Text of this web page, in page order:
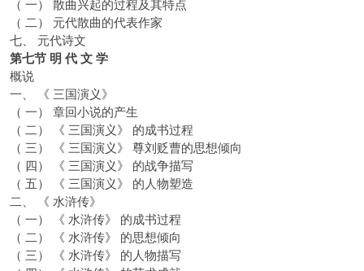
（ 一） 散曲兴起的过程及其特点
（ 二） 元代散曲的代表作家
七、 元代诗文
第七节 明 代 文 学
概说
一、 《 三国演义》
（ 一） 章回小说的产生
（ 二） 《 三国演义》 的成书过程
（ 三） 《 三国演义》 尊刘贬曹的思想倾向
（ 四） 《 三国演义》 的战争描写
（ 五） 《 三国演义》 的人物塑造
二、 《 水浒传》
（ 一） 《 水浒传》 的成书过程
（ 二） 《 水浒传》 的思想倾向
（ 三） 《 水浒传》 的人物描写